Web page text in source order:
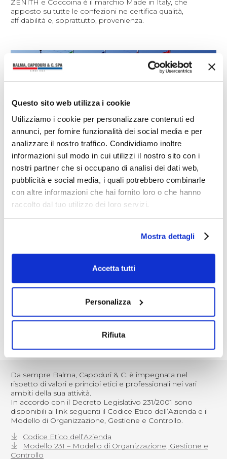
Questo sito web utilizza i cookie
Utilizziamo i cookie per personalizzare contenuti ed
annunci, per fornire funzionalità dei social media e per
analizzare il nostro traffico. Condividiamo inoltre
informazioni sul modo in cui utilizzi il nostro sito con i
nostri partner che si occupano di analisi dei dati web,
pubblicità e social media, i quali potrebbero combinarle
con altre informazioni che hai fornito loro o che hanno
raccolto dal tuo utilizzo dei loro servizi.
Mostra dettagli
Accetta tutti
Personalizza
Rifiuta
ZENITH e Coccoina è il marchio Made in Italy, che
apposto su tutte le confezioni ne certifica qualità,
affidabilità e, soprattutto, provenienza.
RESPONSABILITÀ SOCIALE
valutazione dei rischi e le relative azioni di miglioramento,
tutto il personale. I reparti di produzione e gli uffici sono
creare un ambiente di lavoro sereno e produttivo.
L’Azienda si è recentemente dotata di un certo numero di
defibrillatori dislocati negli uffici e nei reparti di lavoro, atti
pronto soccorso adeguatamente formata per gestire
gestione della sicurezza conforme alle norme BSOHSAS
Da sempre Balma, Capoduri & C. è impegnata nel
rispetto di valori e principi etici e professionali nei vari
ambiti della sua attività.
In accordo con il Decreto Legislativo 231/2001 sono
disponibili ai link seguenti il Codice Etico dell’Azienda e il
Modello di Organizzazione, Gestione e Controllo.
Codice Etico dell’Azienda
Modello 231 – Modello di Organizzazione, Gestione e
Controllo